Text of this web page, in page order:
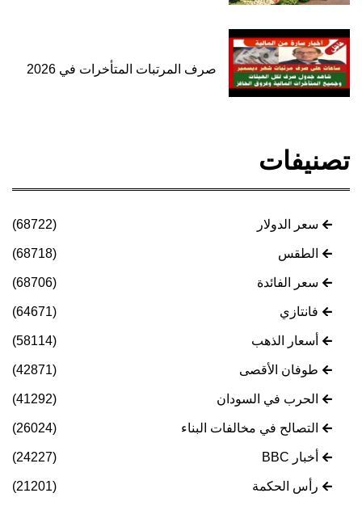
صرف المرتبات المتأخرات في 2026
تصنيفات
سعر الدولار (68722)
الطقس (68718)
سعر الفائدة (68706)
فانتازي (64671)
أسعار الذهب (58114)
طوفان الأقصى (42871)
الحرب في السودان (41292)
التصالح في مخالفات البناء (26024)
أخبار BBC (24227)
رأس الحكمة (21201)